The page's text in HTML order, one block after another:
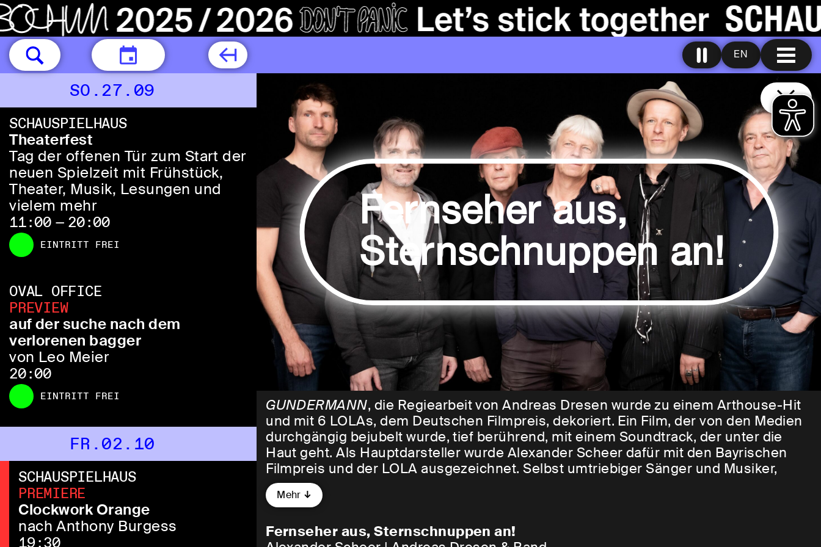
EN
HEUTE
SO.27.09
SCHAUSPIELHAUS
Theaterfest
Tag der offenen Tür zum Start der
neuen Spielzeit mit Frühstück,
Theater, Musik, Lesungen und
vielem mehr
11:00 — 20:00
EINTRITT FREI
OVAL OFFICE
PREVIEW
auf der suche nach dem
verlorenen bagger
von Leo Meier
20:00
EINTRITT FREI
FR.02.10
SCHAUSPIELHAUS
PREMIERE
Clockwork Orange
nach Anthony Burgess
19:30
Fernseher aus,
Sternschnuppen an!
GUNDERMANN, die Regiearbeit von Andreas Dresen wurde zu einem Arthouse-Hit
und mit 6 LOLAs, dem Deutschen Filmpreis, dekoriert. Ein Film, der von den Medien
durchgängig bejubelt wurde, tief berührend, mit einem Soundtrack, der unter die
Haut geht. Als Hauptdarsteller wurde Alexander Scheer dafür mit den Bayrischen
Filmpreis und der LOLA ausgezeichnet. Selbst umtriebiger Sänger und Musiker,
erhielt er für die Interpretation der Songs im Spielfilm den Preis der Deutschen
Schallplattenkritik und kletterte damit, so nebenbei, auf einen Platz unter den Top 20
Mehr
Fernseher aus, Sternschnuppen an!